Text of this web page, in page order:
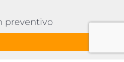
preventivo